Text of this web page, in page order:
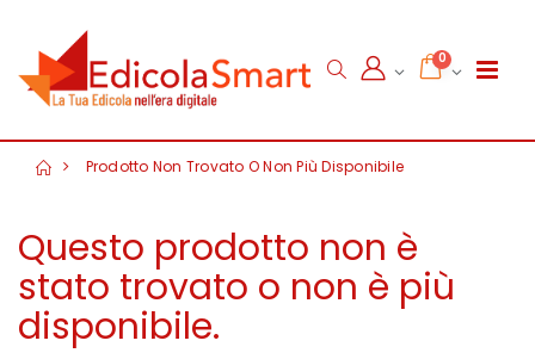
0
Prodotto Non Trovato O Non Più Disponibile
Questo prodotto non è
stato trovato o non è più
disponibile.